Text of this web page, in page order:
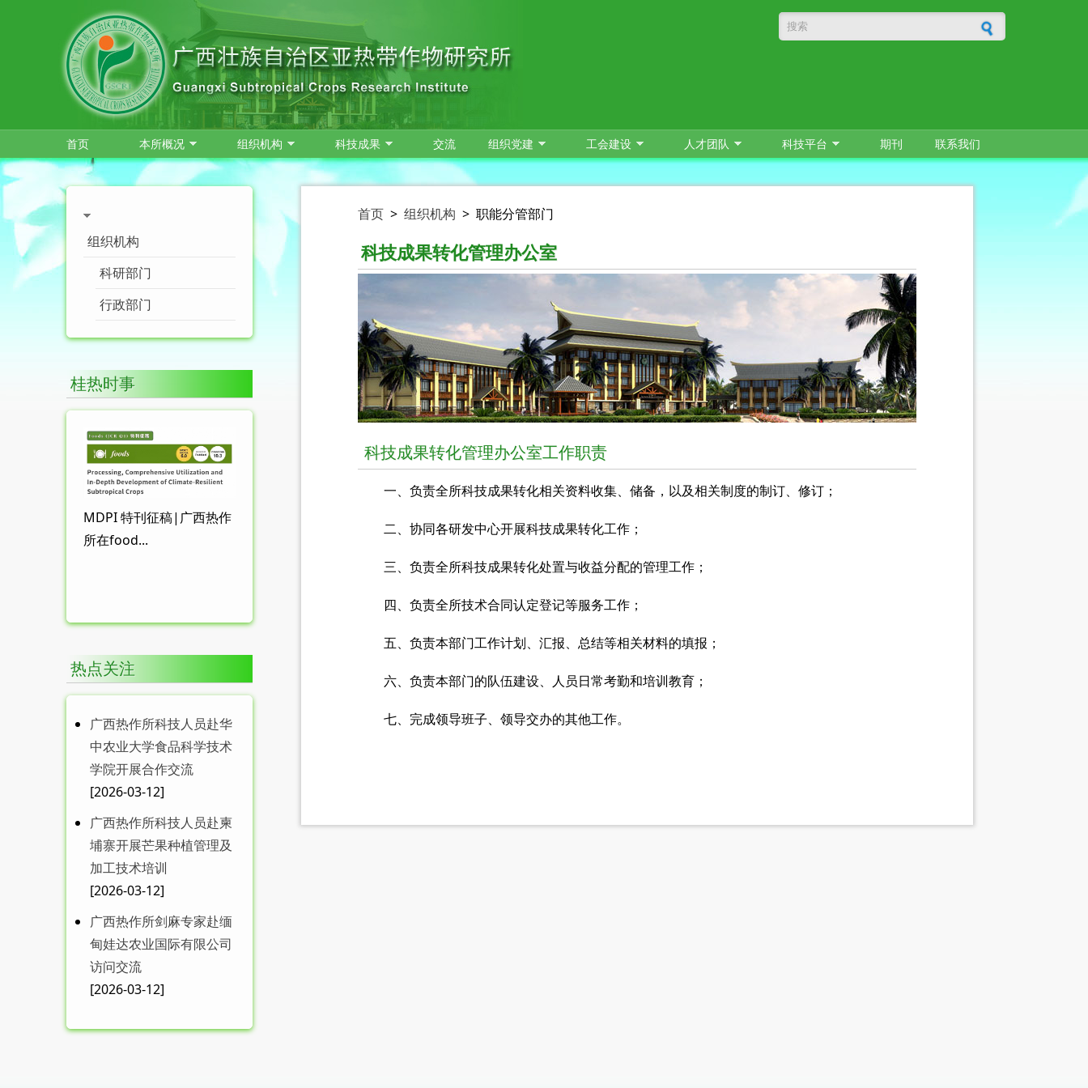
搜索表单
首页 本所概况 组织机构 科技成果 交流 组织党建 工会建设 人才团队 科技平台 期刊 联系我们
组织机构
科研部门
行政部门
桂热时事
MDPI 特刊征稿|广西热作
所在food...
广西热作所举办习近平党
热点关注
广西热作所科技人员赴华
中农业大学食品科学技术
学院开展合作交流
[2026-03-12]
广西热作所科技人员赴柬
埔寨开展芒果种植管理及
加工技术培训
[2026-03-12]
广西热作所剑麻专家赴缅
甸娃达农业国际有限公司
访问交流
[2026-03-12]
首页 > 组织机构 > 职能分管部门
科技成果转化管理办公室
科技成果转化管理办公室工作职责
一、负责全所科技成果转化相关资料收集、储备，以及相关制度的制订、修订；
二、协同各研发中心开展科技成果转化工作；
三、负责全所科技成果转化处置与收益分配的管理工作；
四、负责全所技术合同认定登记等服务工作；
五、负责本部门工作计划、汇报、总结等相关材料的填报；
六、负责本部门的队伍建设、人员日常考勤和培训教育；
七、完成领导班子、领导交办的其他工作。